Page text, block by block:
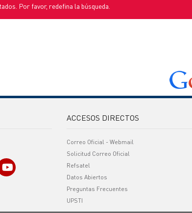
Por favor, redefina la búsqueda.
ACCESOS DIRECTOS
Correo Oficial - Webmail
Solicitud Correo Oficial
Refsatel
Datos Abiertos
Preguntas Frecuentes
UPSTI